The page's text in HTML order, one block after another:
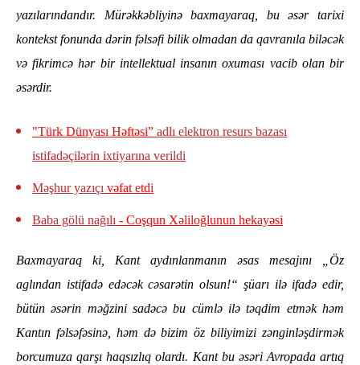
yazılarındandır. Mürəkkəbliyinə baxmayaraq, bu əsər tarixi
kontekst fonunda dərin fəlsəfi bilik olmadan da qavranıla biləcək
və fikrimcə hər bir intellektual insanın oxuması vacib olan bir
əsərdir.
"Türk Dünyası Həftəsi” adlı elektron resurs bazası
istifadəçilərin ixtiyarına verildi
Məşhur yazıçı vəfat etdi
Baba gölü nağılı - Coşqun Xəliloğlunun hekayəsi
Baxmayaraq ki, Kant aydınlanmanın əsas mesajını „Öz
aglından istifadə edəcək cəsarətin olsun!“ şüarı ilə ifadə edir,
bütün əsərin məğzini sadəcə bu cümlə ilə təqdim etmək həm
Kantın fəlsəfəsinə, həm də bizim öz biliyimizi zənginləşdirmək
borcumuza qarşı haqsızlıq olardı. Kant bu əsəri Avropada artıq